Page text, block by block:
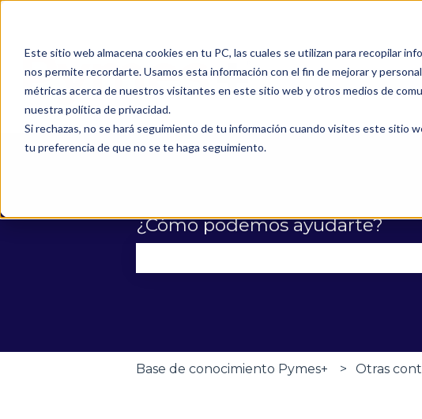
Este sitio web almacena cookies en tu PC, las cuales se utilizan para recopilar
nos permite recordarte. Usamos esta información con el fin de mejorar y
métricas acerca de nuestros visitantes en este sitio web y otros medios de
nuestra política de privacidad.
Si rechazas, no se hará seguimiento de tu información cuando visites este sitio
tu preferencia de que no se te haga seguimiento.
¿Cómo podemos ayudarte?
Base de conocimiento Pymes+ Otras